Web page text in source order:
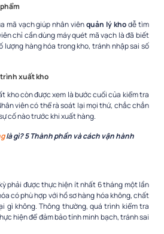
mã vạch giúp nhân viênquản lý khodễ tìm
chỉ cần dùng máy quét mã vạch là đã biết
lượng hàng hóa trong kho, tránh nhập sai số
trình xuất kho
kho còn được xem là bước cuối của kiểm tra
viên có thể rà soát lại mọi thứ, chắc chắn
cố nào trước khi xuất hàng.
là gì? 5 Thành phần và cách vận hành
phải được thực hiện ít nhất 6 tháng một lần
có phù hợp với hồ sơ hàng hóa không, chất
gì không. Thông thường, quá trình kiểm tra
hiện để đảm bảo tính minh bạch, tránh sai